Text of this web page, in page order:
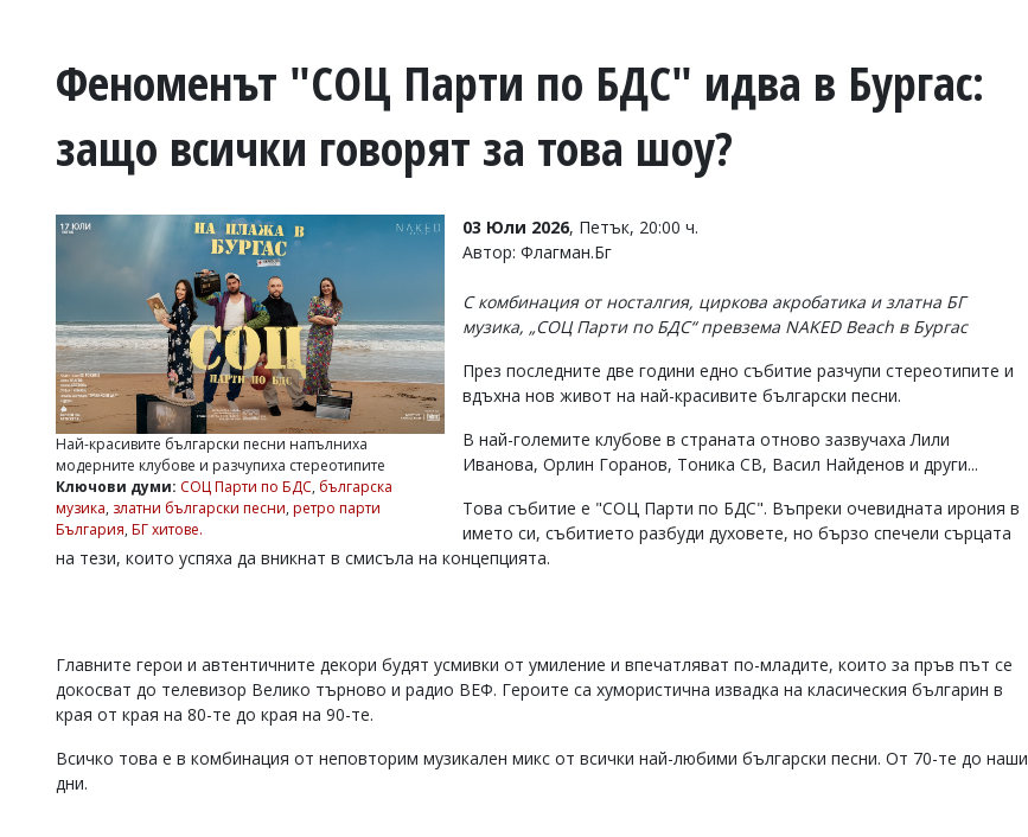
ВОЙНАТА
УКРАЙНА
РАЗСЛЕДВАНЕ
Управители:
Веселин
Василев,
v.vasilev@flagman.bg
Касабова,
k.kassabova@flagman.bg
Главен
office@flagman.bg
Коментарите
статиите
Феноменът "СОЦ Парти по БДС" идва в Бургас:
защо всички говорят за това шоу?
Най-красивите български песни напълниха
модерните клубове и разчупиха стереотипите
Ключови думи: СОЦ Парти по БДС, българска
музика, златни български песни, ретро парти
България, БГ хитове.
03 Юли 2026, Петък, 20:00 ч.
Автор: Флагман.Бг
С комбинация от носталгия, циркова акробатика и златна БГ
музика, „СОЦ Парти по БДС“ превзема NAKED Beach в Бургас
През последните две години едно събитие разчупи стереотипите и
вдъхна нов живот на най-красивите български песни.
В най-големите клубове в страната отново зазвучаха Лили
Иванова, Орлин Горанов, Тоника СВ, Васил Найденов и други...
Това събитие е "СОЦ Парти по БДС". Въпреки очевидната ирония в
името си, събитието разбуди духовете, но бързо спечели сърцата
на тези, които успяха да вникнат в смисъла на концепцията.
Главните герои и автентичните декори будят усмивки от умиление и впечатляват по-младите, които за пръв път се
докосват до телевизор Велико търново и радио ВЕФ. Героите са хумористична извадка на класическия българин в
края от края на 80-те до края на 90-те.
Всичко това е в комбинация от неповторим музикален микс от всички най-любими български песни. От 70-те до наши
дни.